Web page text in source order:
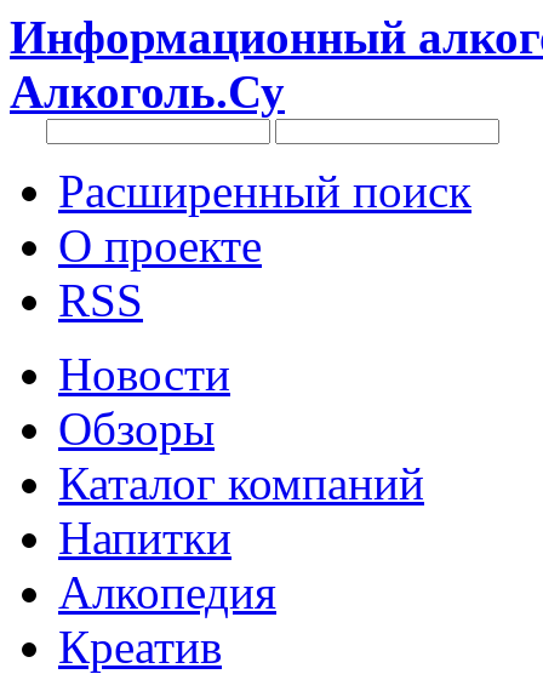
Информационный
Алкоголь.Су
Расширенный поиск
О проекте
RSS
Новости
Обзоры
Каталог компаний
Напитки
Алкопедия
Креатив